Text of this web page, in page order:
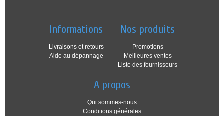
Informations
Livraisons et retours
Aide au dépannage
Nos produits
Promotions
Meilleures ventes
Liste des fournisseurs
A propos
Qui sommes-nous
Conditions générales